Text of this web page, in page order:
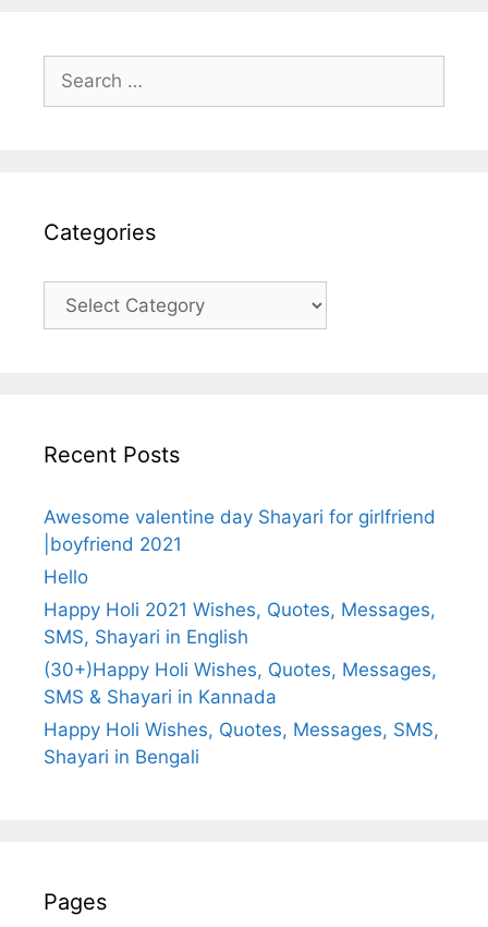
Search
for:
Categories
Categories
Recent Posts
Awesome valentine day Shayari for girlfriend
|boyfriend 2021
Hello
Happy Holi 2021 Wishes, Quotes, Messages,
SMS, Shayari in English
(30+)Happy Holi Wishes, Quotes, Messages,
SMS & Shayari in Kannada
Happy Holi Wishes, Quotes, Messages, SMS,
Shayari in Bengali
Pages